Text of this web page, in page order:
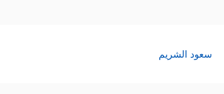
سعود الشريم